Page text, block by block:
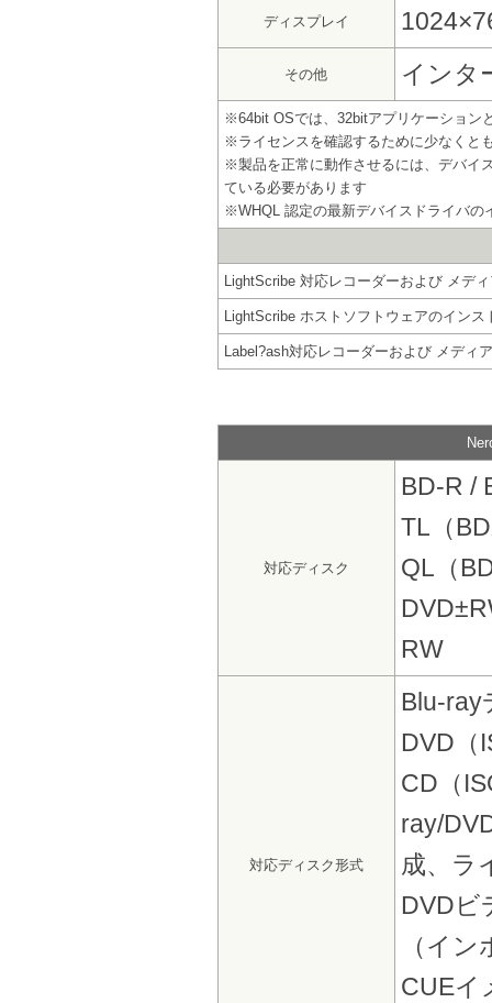
ディスプレイ
その他 インタ
※64bit OSでは、32bitアプリケーション
※ライセンスを確認するために少なくと
※製品を正常に動作させるには、デバイ
ている必要があります
※WHQL 認定の最新デバイスドライバの
LightScribe 対応レコーダーおよび メディ
LightScribe ホストソフトウェアのインス
Label?ash対応レコーダーおよび メディア
対応ディスク
BD-R /
TL（
QL（
RW
対応ディスク形式
Blu-
DVD（
CD（
ray/
成、
DVD
（イ
CUEイ